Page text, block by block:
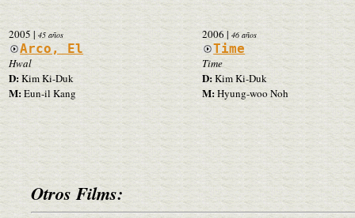
2005 | 45 años
Arco, El
Hwal
D:Kim Ki-Duk
M: Eun-il Kang
2006| 46 años
Time
Time
D:Kim Ki-Duk
M:Hyung-woo Noh
Otros Films: